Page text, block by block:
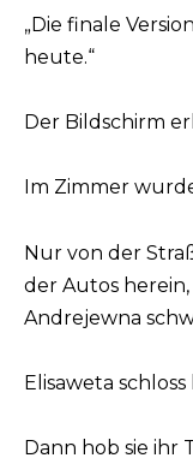
„Die finale
heute.“
Der Bildschirm
Im Zimmer
Nur von der
der Autos
Andrejewna
Elisaweta
Dann hob sie ihr